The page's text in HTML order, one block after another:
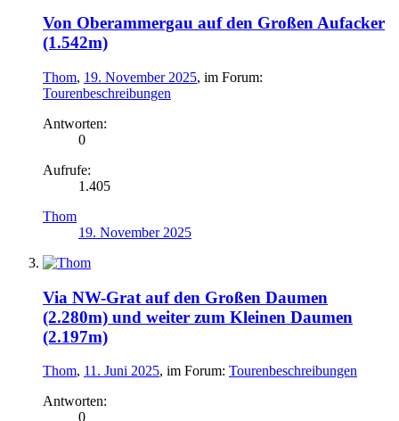
Von Oberammergau auf den Großen Aufacker
(1.542m)
Thom, 19. November 2025, im Forum:
Tourenbeschreibungen
Antworten:
0
Aufrufe:
1.405
Thom
19. November 2025
Via NW-Grat auf den Großen Daumen
(2.280m) und weiter zum Kleinen Daumen
(2.197m)
Thom, 11. Juni 2025, im Forum: Tourenbeschreibungen
Antworten:
0